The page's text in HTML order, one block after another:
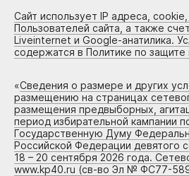
Сайт использует IP адреса,
Пользователей сайта, а также
Liveinternet и Google-анатилика.
содержатся в Политике по
«Сведения о размере и других
размещению на страницах
размещения предвыборных,
период избирательной кампании
Государственную Думу
Российской Федерации девятого
18 – 20 сентября 2026 года.
www.kp40.ru (св-во Эл № ФС77-